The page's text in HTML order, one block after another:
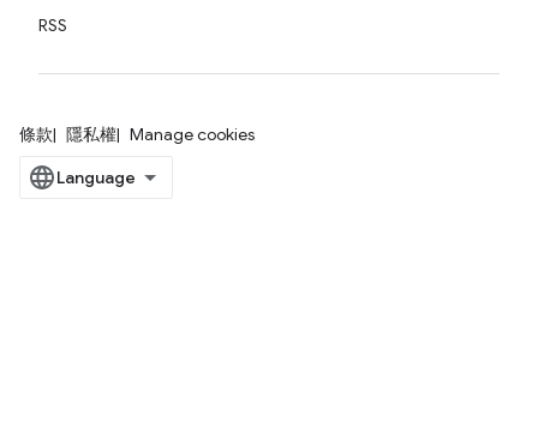
RSS
條款 隱私權 Manage cookies